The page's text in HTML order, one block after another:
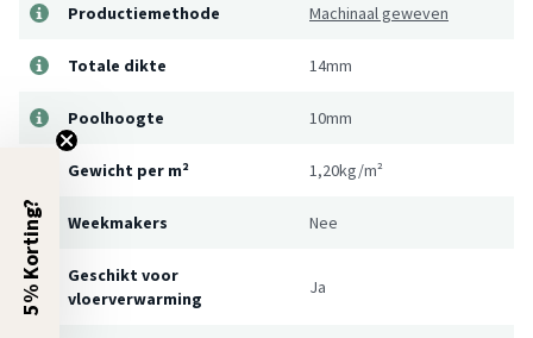
Productiemethode Machinaal geweven
Totale dikte 14mm
Poolhoogte 10mm
Gewicht per m² 1,20kg/m²
Weekmakers Nee
Geschikt voor
vloerverwarming
Ja
5% Korting?